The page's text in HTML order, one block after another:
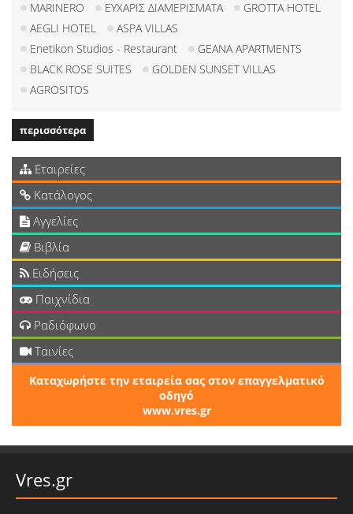
MARINERO ΕΥΧΑΡΙΣ ΔΙΑΜΕΡΙΣΜΑΤΑ
GROTTA HOTEL
AEGLI HOTEL
ASPA VILLAS
Enetikon Studios - Restaurant
GEANA APARTMENTS
BLACK ROSE SUITES
GOLDEN SUNSET VILLAS
AGROSITOS
περισσότερα
Εταιρείες
Κατάλογος
Αγγελίες
Βιβλία
Ειδήσεις
Παιχνίδια
Ραδιόφωνο
Ταινίες
Καταχωρήστε την εταιρεία σας στον επαγγελματικό
οδηγό
www.vres.gr
Vres.gr